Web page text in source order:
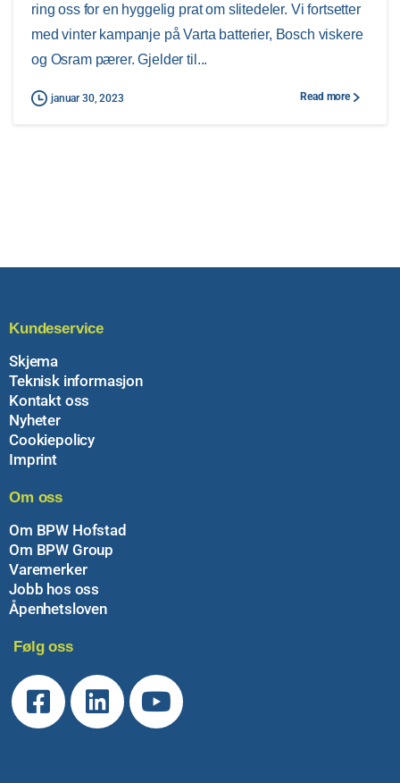
ring oss for en hyggelig prat om slitedeler. Vi fortsetter
med vinter kampanje på Varta batterier, Bosch viskere
og Osram pærer. Gjelder til...
januar 30, 2023 Read more
Kundeservice
Skjema
Teknisk informasjon
Kontakt oss
Nyheter
Cookiepolicy
Imprint
Om oss
Om BPW Hofstad
Om BPW Group
Varemerker
Jobb hos oss
Åpenhetsloven
Følg oss